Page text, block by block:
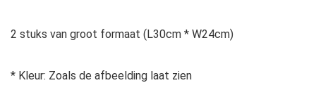
2 stuks van groot formaat (L30cm * W24cm)
* Kleur: Zoals de afbeelding laat zien